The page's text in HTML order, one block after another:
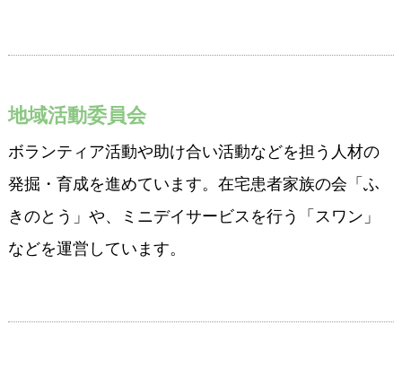
地域活動委員会
ボランティア活動や助け合い活動などを担う人材の
発掘・育成を進めています。在宅患者家族の会「ふ
きのとう」や、ミニデイサービスを行う「スワン」
などを運営しています。